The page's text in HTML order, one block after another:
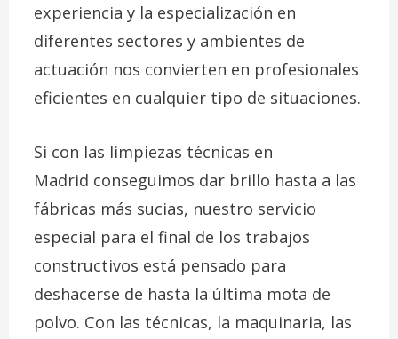
experiencia y la especialización en
diferentes sectores y ambientes de
actuación nos convierten en profesionales
eficientes en cualquier tipo de situaciones.
Si con las limpiezas técnicas en
Madrid conseguimos dar brillo hasta a las
fábricas más sucias, nuestro servicio
especial para el final de los trabajos
constructivos está pensado para
deshacerse de hasta la última mota de
polvo. Con las técnicas, la maquinaria, las